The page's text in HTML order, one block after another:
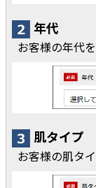
年代
お客様の年代
肌タイプ
お客様の肌タ